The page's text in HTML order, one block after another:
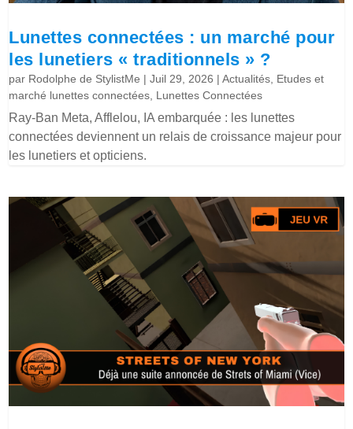
Lunettes connectées : un marché pour
les lunetiers « traditionnels » ?
par Rodolphe de StylistMe |Juil 29, 2026 |Actualités Etudes et
marché lunettes connectées Lunettes Connectées
Ray-Ban Meta, Afflelou, IA embarquée : les lunettes
connectées deviennent un relais de croissance majeur pour
les lunetiers et opticiens.